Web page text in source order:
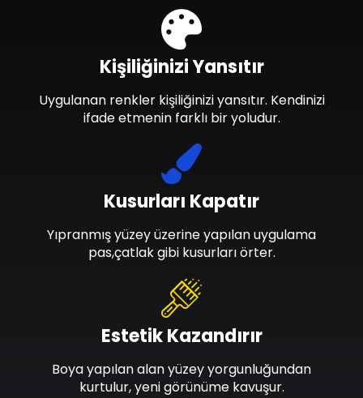
Estetik Kazandırır
Boya yapılan alan yüzey yorgunluğundan
kurtulur, yeni görünüme kavuşur.
Kusurları Kapatır
Yıpranmış yüzey üzerine yapılan uygulama
pas,çatlak gibi kusurları örter.
Kişiliğinizi Yansıtır
Uygulanan renkler kişiliğinizi yansıtır. Kendinizi
ifade etmenin farklı bir yoludur.